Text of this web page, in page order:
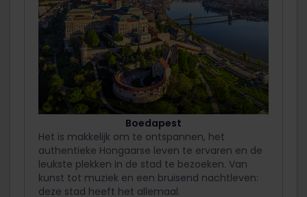
Boedapest
Het is makkelijk om te ontspannen, het
authentieke Hongaarse leven te ervaren en de
leukste plekken in de stad te bezoeken. Van
kunst tot muziek en een bruisend nachtleven:
deze stad heeft het allemaal.